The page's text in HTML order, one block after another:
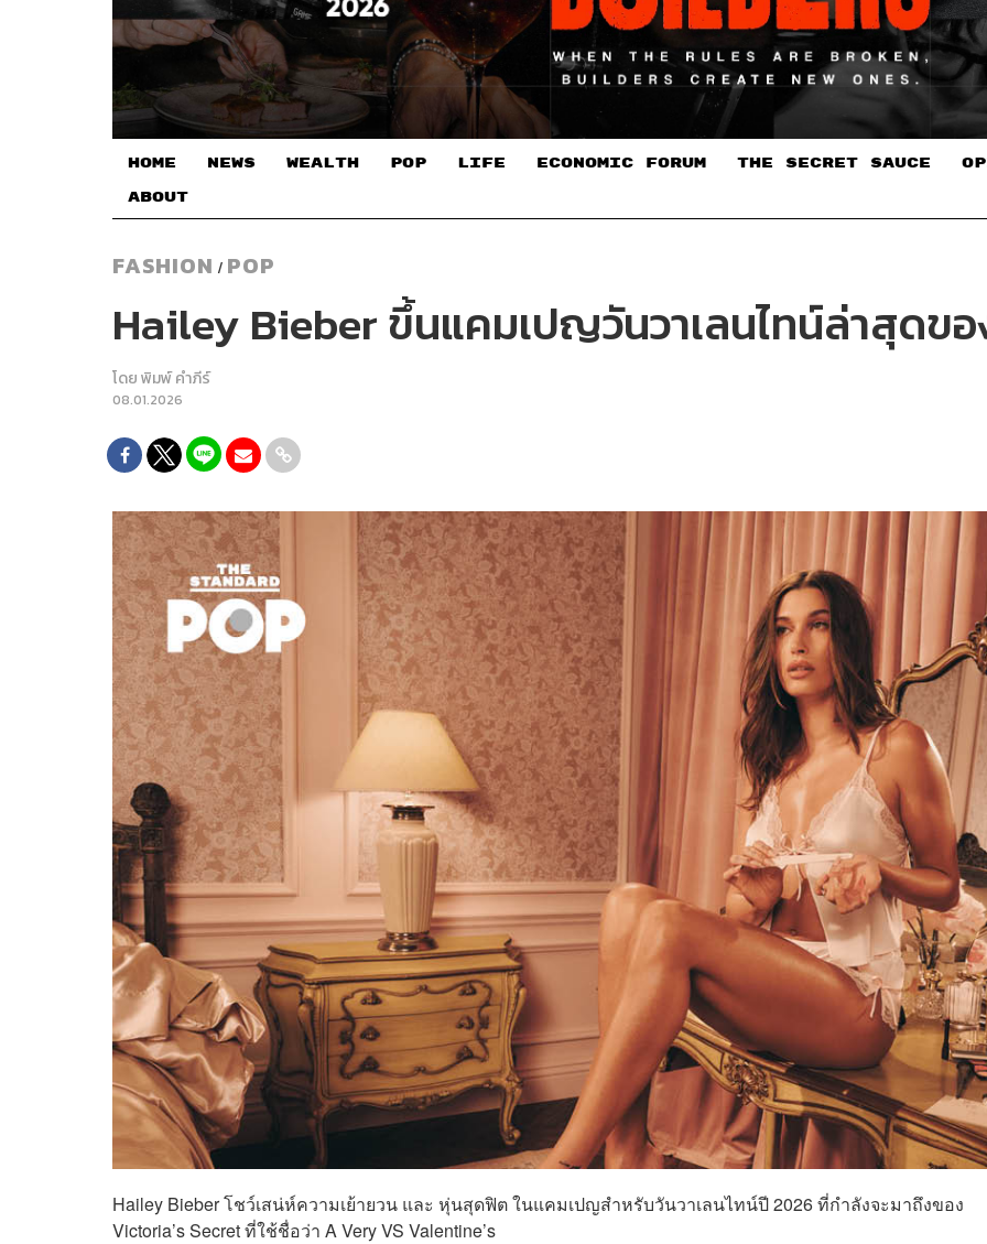
HOME NEWS WEALTH POP LIFE ECONOMIC FORUM THE SECRET SAUCE​
ABOUT
FASHION / POP
Hailey Bieber ขึ้นแคมเปญวันวาเลนไทน์ล่าสุดขอ
โดยพิมพ์ คำภีร์
08.01.2026
Hailey Bieber โชว์เสน่ห์ความเย้ายวน และ หุ่นสุดฟิต ในแคมเปญสำหรับวันวาเลนไทน์ปี 2026 ที่กำลังจะมาถึงของ
Victoria’s Secret ที่ใช้ชื่อว่า A Very VS Valentine’s